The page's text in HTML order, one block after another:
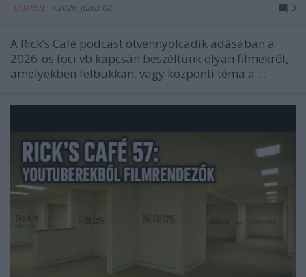
_CHARLIE_ • 2026. július 08. 0
A Rick’s Café podcast ötvennyolcadik adásában a
2026-os foci vb kapcsán beszéltünk olyan filmekről,
amelyekben felbukkan, vagy központi téma a ...